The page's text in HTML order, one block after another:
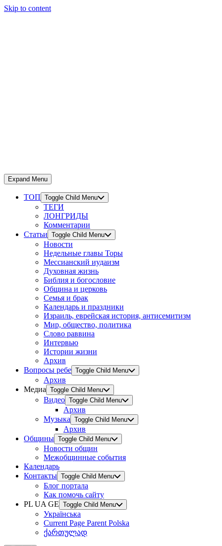
Skip to content
Expand Menu
ТОП Toggle Child Menu
ТЕГИ
ЛОНГРИДЫ
Комментарии
Статьи Toggle Child Menu
Новости
Недельные главы Торы
Мессианский иудаизм
Духовная жизнь
Библия и богословие
Община и церковь
Семья и брак
Календарь и праздники
Израиль, еврейская история, антисемитизм
Мир, общество, политика
Слово раввина
Интервью
Истории жизни
Архив
Вопросы ребе Toggle Child Menu
Архив
Медиа Toggle Child Menu
Видео Toggle Child Menu
Архив
Музыка Toggle Child Menu
Архив
Общины Toggle Child Menu
Новости общин
Межобщинные события
Календарь
Контакты Toggle Child Menu
Блог портала
Как помочь сайту
PL UA GE Toggle Child Menu
Українська
Current Page Parent Polska
ქართულად